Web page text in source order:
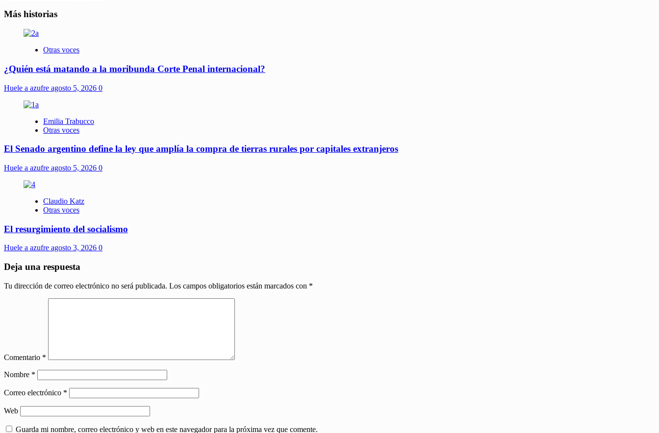
Más historias
Otras voces
¿Quién está matando a la moribunda Corte Penal internacional?
Huele a azufre agosto 5, 2026 0
Emilia Trabucco
Otras voces
El Senado argentino define la ley que amplía la compra de tierras rurales por capitales extranjeros
Huele a azufre agosto 5, 2026 0
Claudio Katz
Otras voces
El resurgimiento del socialismo
Huele a azufre agosto 3, 2026 0
Deja una respuesta
Tu dirección de correo electrónico no será publicada. Los campos obligatorios están marcados con *
Comentario *
Nombre *
Correo electrónico *
Web
Guarda mi nombre, correo electrónico y web en este navegador para la próxima vez que comente.